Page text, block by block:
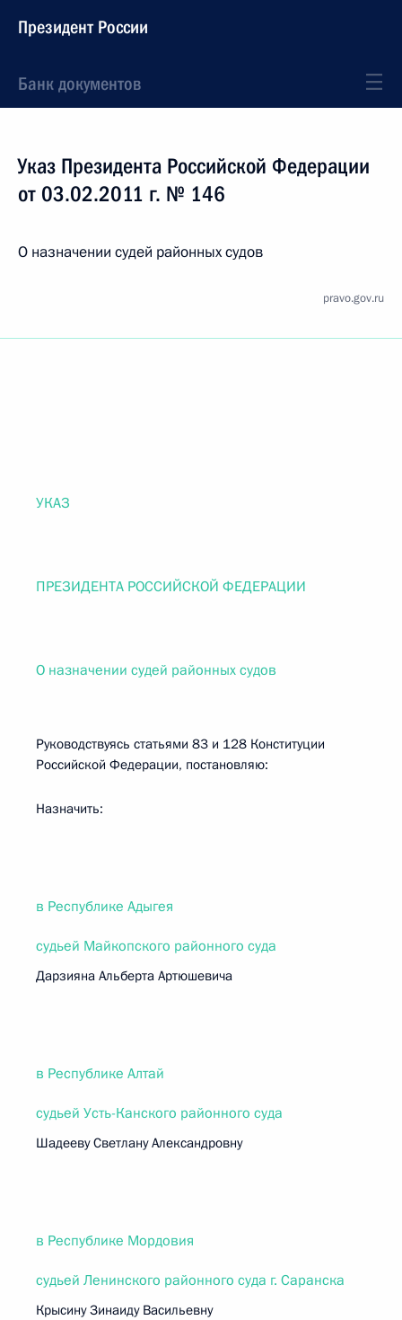
Президент России
Банк документов
Указ Президента Российской Федерации
от 03.02.2011 г. № 146
О назначении судей районных судов
pravo.gov.ru
УКАЗ
ПРЕЗИДЕНТА РОССИЙСКОЙ ФЕДЕРАЦИИ
О назначении судей районных судов
Руководствуясь статьями 83 и 128 Конституции
Российской Федерации, постановляю:
Назначить:
в Республике Адыгея
судьей Майкопского районного суда
Дарзияна Альберта Артюшевича
в Республике Алтай
судьей Усть-Канского районного суда
Шадееву Светлану Александровну
в Республике Мордовия
судьей Ленинского районного суда г. Саранска
Крысину Зинаиду Васильевну